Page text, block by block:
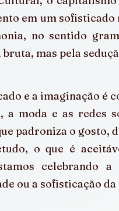
em um
no sentido
mas pela
e a imaginação é
a moda e as redes
padroniza o gosto,
o que é
celebrando
ou a sofisticação